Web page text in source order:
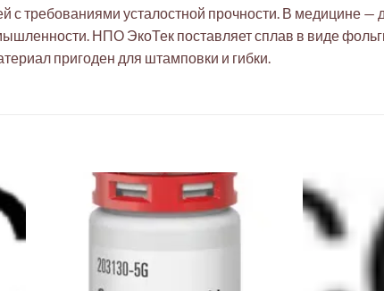
с требованиями усталостной прочности. В медицине —
НПО ЭкоТек поставляет сплав в виде
пригоден для штамповки и гибки.